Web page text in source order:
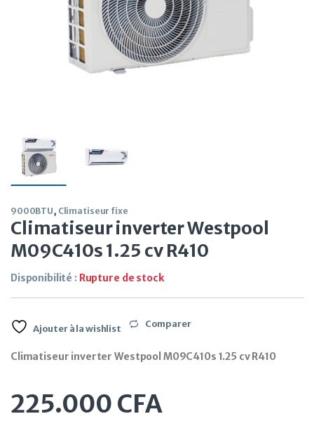
9000BTU, Climatiseur fixe
Climatiseur inverter Westpool
M09C410s 1.25 cv R410
Disponibilité : Rupture de stock
Ajouter à la wishlist Comparer
Climatiseur inverter Westpool M09C410s 1.25 cv R410
225.000 CFA